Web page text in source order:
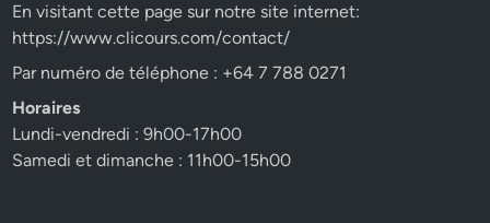
En visitant cette page sur notre site internet:
https://www.clicours.com/contact/
Par numéro de téléphone : +64 7 788 0271
Horaires
Lundi-vendredi : 9h00-17h00
Samedi et dimanche : 11h00-15h00